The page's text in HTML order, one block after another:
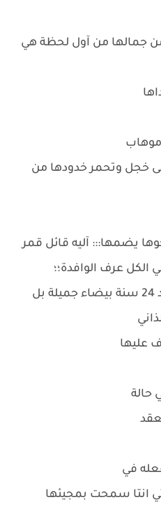
جمالها من آول لحظة هي
موهاب
خجل وتحمر خدودها من
يضمها::: آليه قائل قمر
الكل عرف الوافدة؛؛
الجديدة قمر رضوان السعيد 24 سنة بيضاء جميلة بل
عليها
في
انتا سمحت بمجيئها